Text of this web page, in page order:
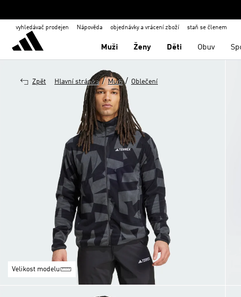
vyhledávač prodejen Nápověda objednávky a vrácení zboží staň se členem
Muži Ženy Děti Obuv
Zpět Hlavní stránka / Muži / Oblečení
Velikost modelu